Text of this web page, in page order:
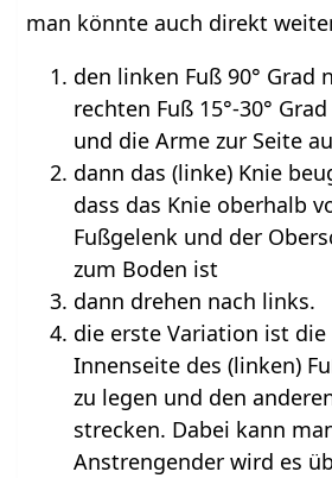
man könnte auch direkt
den linken Fuß 90° Grad
rechten Fuß 15°-30°
und die Arme zur Seite
dann das (linke) Knie
dass das Knie oberhalb
Fußgelenk und der
zum Boden ist
dann drehen nach links.
die erste Variation ist
Innenseite des (linken)
zu legen und den
strecken. Dabei kann
Anstrengender wird es